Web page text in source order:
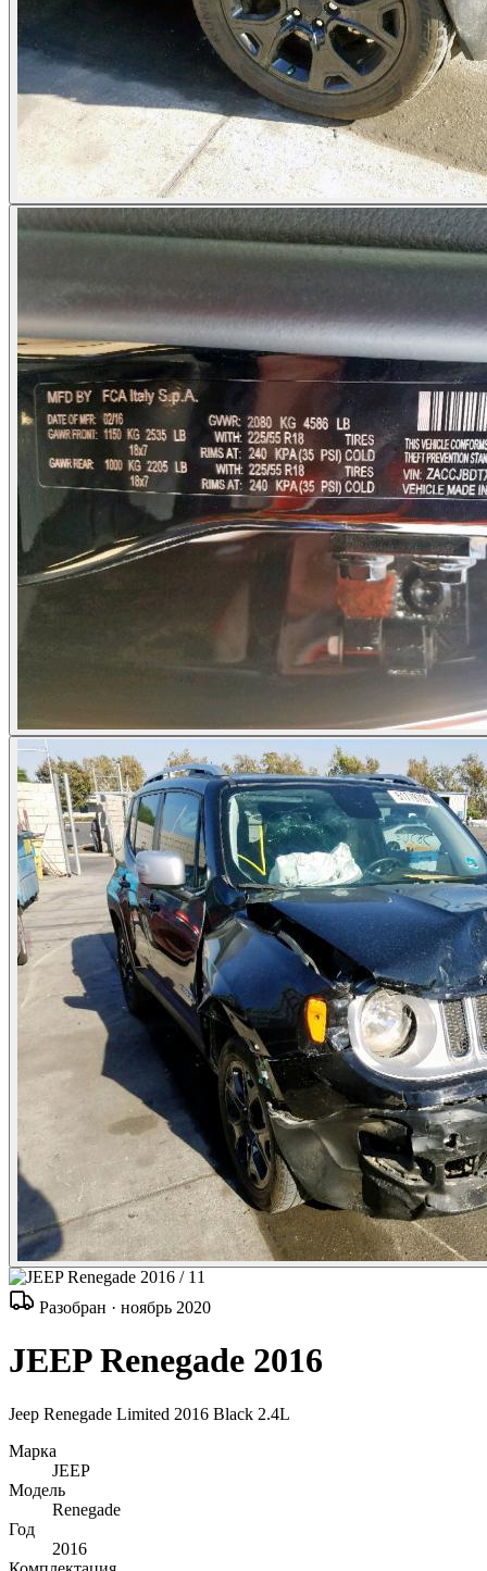
/ 11
Разобран · ноябрь 2020
JEEP Renegade 2016
Jeep Renegade Limited 2016 Black 2.4L
Марка
JEEP
Модель
Renegade
Год
2016